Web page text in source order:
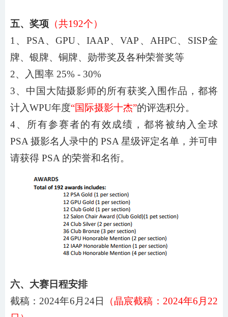
五、奖项 （共192个）
1、PSA、GPU、 IAAP、VAP、AHPC、SISP金
牌、银牌、铜牌、勋带奖及各种荣誉奖等
2、入围率 25% - 30%
3、中国大陆摄影师的所有获奖入围作品，都将
计入WPU年度“国际摄影十杰”的评选积分。
4、所有参赛者的有效成绩，都将被纳入全球
PSA 摄影名人录中的 PSA 星级评定名单，并可申
请获得 PSA 的荣誉和名衔。
六、大赛日程安排
截稿： 2024年6 月 24日 （晶宸截稿： 2024年6 月 22